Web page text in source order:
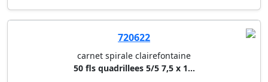
720622
carnet spirale clairefontaine
50 fls quadrillees 5/5 7,5 x 1...